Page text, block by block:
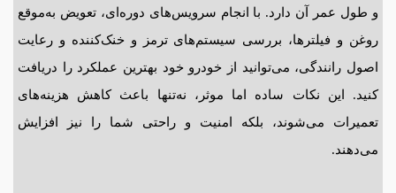
و طول عمر آن دارد. با انجام سرویس‌های دوره‌ای، تعویض به‌موقع
روغن و فیلترها، بررسی سیستم‌های ترمز و خنک‌کننده و رعایت
اصول رانندگی، می‌توانید از خودرو خود بهترین عملکرد را دریافت
کنید. این نکات ساده اما موثر، نه‌تنها باعث کاهش هزینه‌های
تعمیرات می‌شوند، بلکه امنیت و راحتی شما را نیز افزایش
می‌دهند.